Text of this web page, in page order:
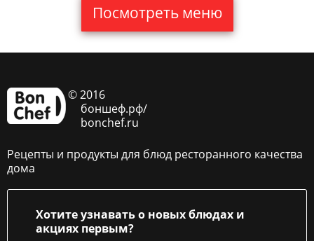
Посмотреть меню
© 2016
боншеф.рф/
bonchef.ru
Рецепты и продукты для блюд ресторанного качества
дома
Хотите узнавать о новых блюдах и
акциях первым?